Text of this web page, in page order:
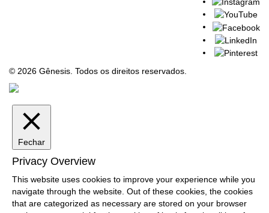
© 2026 Gênesis. Todos os direitos reservados.
Fechar
Privacy Overview
This website uses cookies to improve your experience while you
navigate through the website. Out of these cookies, the cookies
that are categorized as necessary are stored on your browser